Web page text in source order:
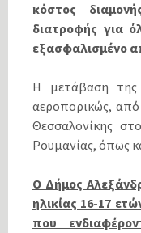
κόστος
διατροφής για
εξασφαλισμένο
Η μετάβαση της
αεροπορικώς,
Θεσσαλονίκης
Ρουμανίας, όπως
Ο Δήμος
ηλικίας 16-17
που